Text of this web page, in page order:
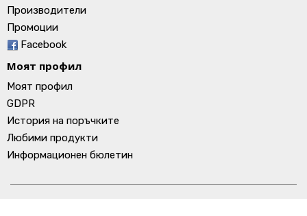
Производители
Промоции
Facebook
Моят профил
Моят профил
GDPR
История на поръчките
Любими продукти
Информационен бюлетин